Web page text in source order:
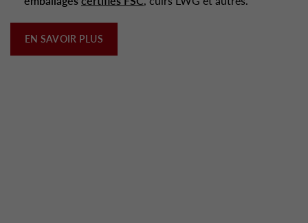
EN SAVOIR PLUS